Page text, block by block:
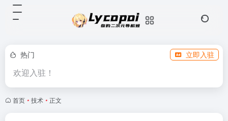
热门 立即入驻
欢迎入驻！
首页 • 技术 • 正文